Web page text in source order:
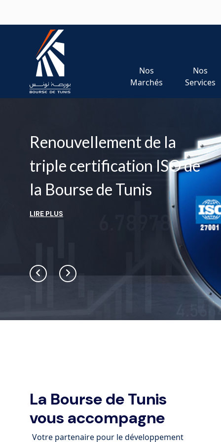
Nos
Marchés
Nos
Services
Renouvellement de la
triple certification ISO de
la Bourse de Tunis
LIRE PLUS
La Bourse de Tunis
vous accompagne
Votre partenaire pour le développement